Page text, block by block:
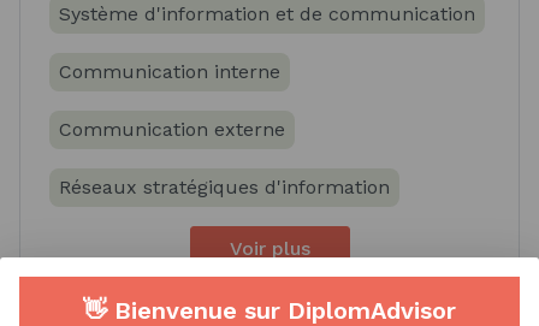
Système d'information et de communication
Communication interne
Communication externe
Réseaux stratégiques d'information
Voir plus
👋 Bienvenue sur DiplomAdvisor